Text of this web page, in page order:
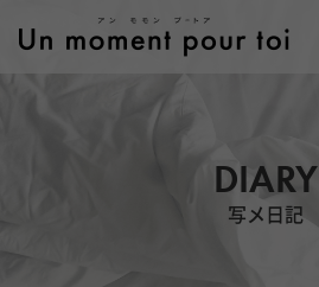
DIARY
写メ日記